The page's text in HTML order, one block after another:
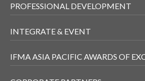
PROFESSIONAL DEVELOPMENT
INTEGRATE & EVENT
IFMA ASIA PACIFIC AWARDS OF